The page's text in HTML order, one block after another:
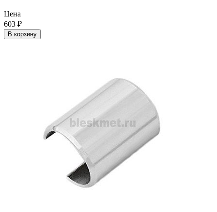
Цена
603 ₽
В корзину